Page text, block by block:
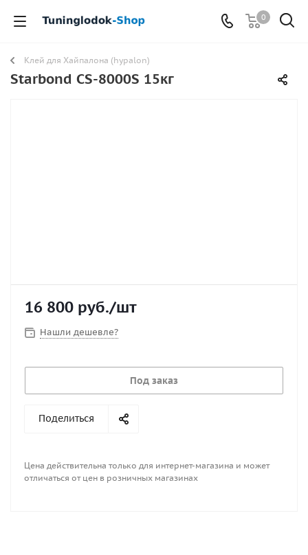
0
Клей для Хайпалона (hypalon)
Starbond CS-8000S 15кг
16 800 руб./шт
Нашли дешевле?
Под заказ
Поделиться
Цена действительна только для интернет-магазина и может
отличаться от цен в розничных магазинах